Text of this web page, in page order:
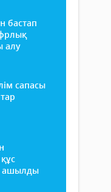
бастап
алу
сапасы
ашылды